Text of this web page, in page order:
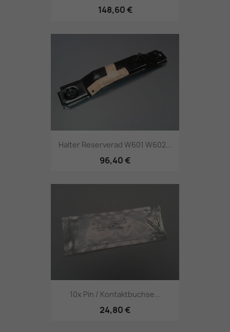
148,60 €
Halter Reserverad W601 W602...
96,40 €
10x Pin / Kontaktbuchse...
24,80 €